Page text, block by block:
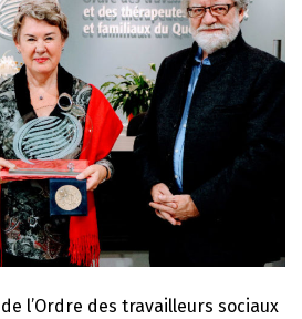
l’Ordre des travailleurs sociaux